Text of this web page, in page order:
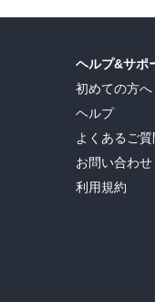
ヘルプ&サポ
初めての方へ
ヘルプ
よくあるご質
お問い合わせ
利用規約